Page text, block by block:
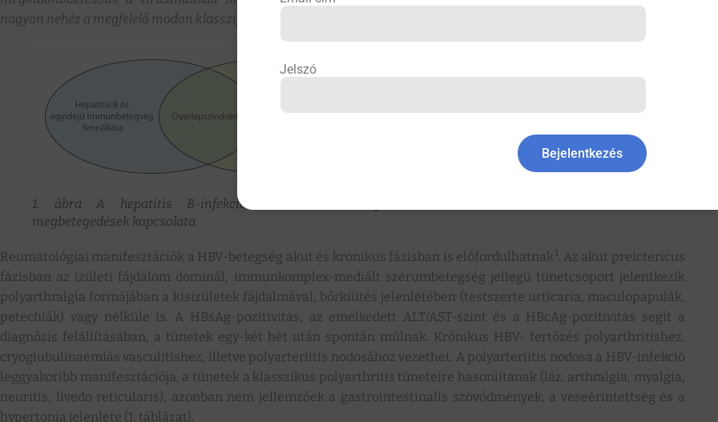
nagyon nehéz a megfelelő módon klasszifikálni a kórképeket.
1. ábra A hepatitis B-infekció és a reumatológiai
megbetegedések kapcsolata.
Reumatológiai manifesztációk a HBV-betegség akut és krónikus fázisban is előfordulhatnak1. Az akut preictericus
fázisban az ízületi fájdalom dominál, immunkomplex-mediált szérumbetegség jellegű tünetcsoport jelentkezik
polyarthralgia formájában a kisízületek fájdalmával, bőrkiütés jelenlétében (testszerte urticaria, maculopapulák,
petechiák) vagy nélküle is. A HBsAg-pozitivitás, az emelkedett ALT/AST-szint és a HBcAg-pozitivitás segít a
diagnózis felállításában, a tünetek egy-két hét után spontán múlnak. Krónikus HBV- fertőzés polyarthritishez,
cryoglubulinaemiás vasculitishez, illetve polyarteriitis nodosához vezethet. A polyarteriitis nodosa a HBV-infekció
leggyakoribb manifesztációja, a tünetek a klasszikus polyarthritis tüneteire hasonlítanak (láz, arthralgia, myalgia,
neuritis, livedo reticularis), azonban nem jellemzőek a gastrointestinalis szövődmények, a veseérintettség és a
hypertonia jelenléte (1. táblázat).
Jelszó
Bejelentkezés